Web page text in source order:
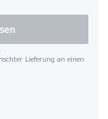
Lieferung an einen